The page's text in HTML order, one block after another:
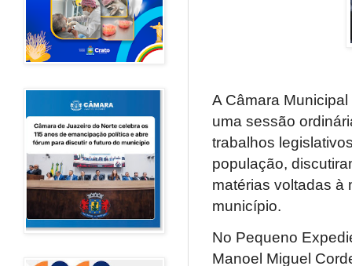
A Câmara
uma sessão
trabalhos
população,
matérias voltadas à
município.
No Pequeno
Manoel Miguel